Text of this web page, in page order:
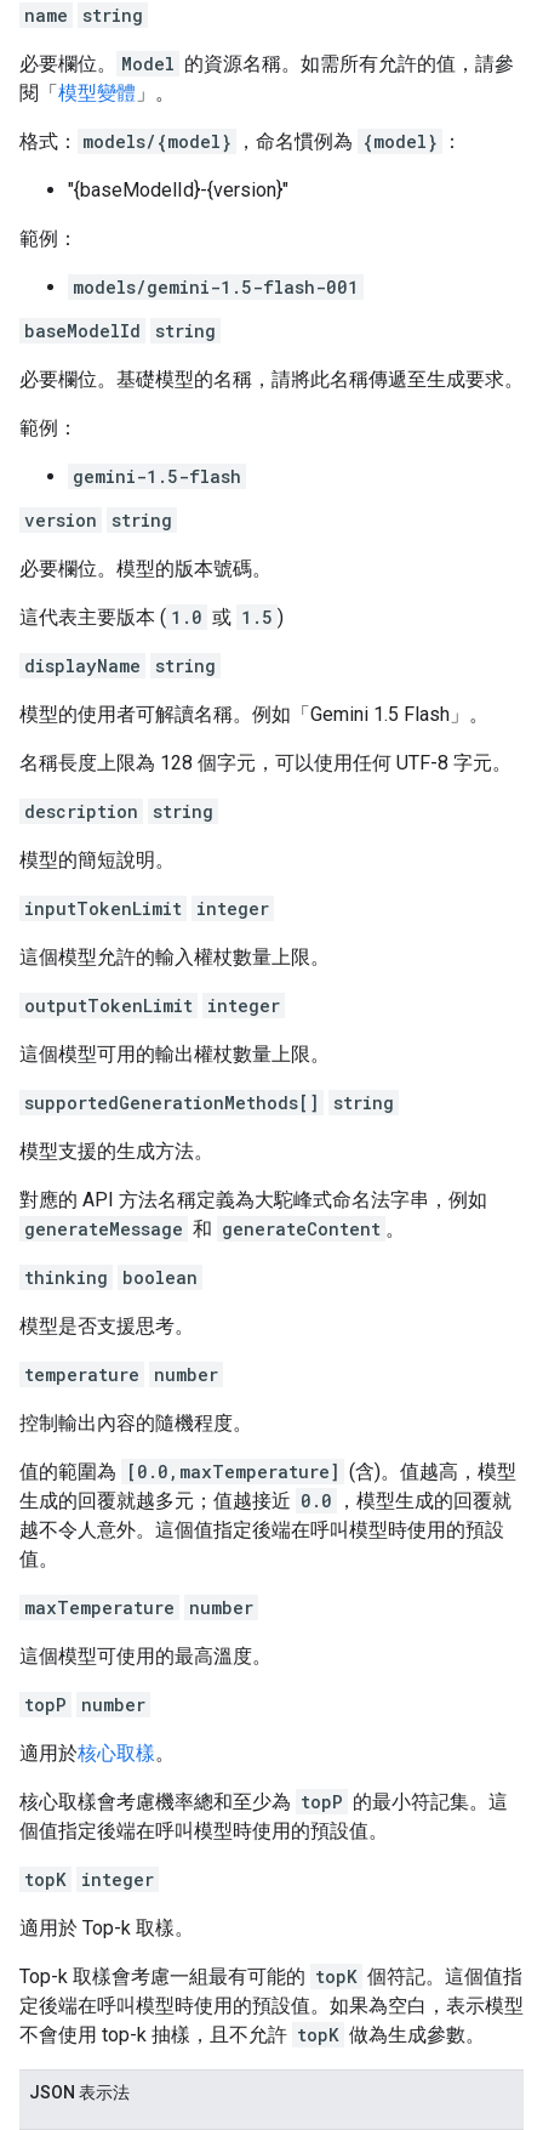
name
string
必要欄位。 Model 的資源名稱。如需所有允許的值，請參
閱「模型變體 」。
格式： models/{model} ，命名慣例為 {model} ：
"{baseModelId}-{version}"
範例：
models/gemini-1.5-flash-001
baseModelId
string
必要欄位。基礎模型的名稱，請將此名稱傳遞至生成要求。
範例：
gemini-1.5-flash
version
string
必要欄位。模型的版本號碼。
這代表主要版本 ( 1.0 或 1.5 )
displayName string
模型的使用者可解讀名稱。例如「Gemini 1.5 Flash」。
名稱長度上限為 128 個字元，可以使用任何 UTF-8 字元。
description string
模型的簡短說明。
inputTokenLimit integer
這個模型允許的輸入權杖數量上限。
outputTokenLimit integer
這個模型可用的輸出權杖數量上限。
supportedGenerationMethods[] string
模型支援的生成方法。
對應的 API 方法名稱定義為大駝峰式命名法字串，例如
generateMessage 和 generateContent 。
thinking boolean
模型是否支援思考。
temperature number
控制輸出內容的隨機程度。
值的範圍為 [0.0,maxTemperature] (含)。值越高，模型
生成的回覆就越多元；值越接近 0.0
，模型生成的回覆就
越不令人意外。這個值指定後端在呼叫模型時使用的預設
值。
maxTemperature number
這個模型可使用的最高溫度。
topP number
適用於核心取樣。
核心取樣會考慮機率總和至少為 topP 的最小符記集。這
個值指定後端在呼叫模型時使用的預設值。
topK integer
適用於 Top-k 取樣。
Top-k 取樣會考慮一組最有可能的 topK 個符記。這個值指
定後端在呼叫模型時使用的預設值。如果為空白，表示模型
不會使用 top-k 抽樣，且不允許 topK 做為生成參數。
JSON 表示法